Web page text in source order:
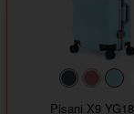
#40454a
Pisani X9